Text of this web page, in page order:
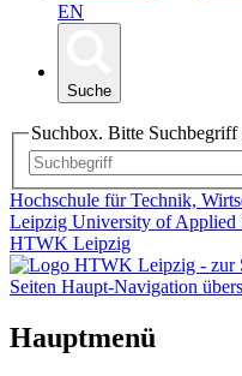
EN
Suche
Suchbox. Bitte Suchbegriff
Hochschule für Technik,
Leipzig University of Applied
HTWK Leipzig
Seiten Haupt-Navigation
Hauptmenü